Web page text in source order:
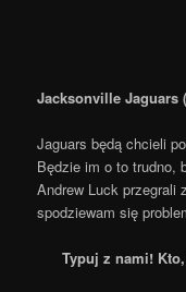
Jacksonville Jaguars
Jaguars będą chcieli
Będzie im o to trudno,
Andrew Luck przegrali
spodziewam się
Typuj z nami!